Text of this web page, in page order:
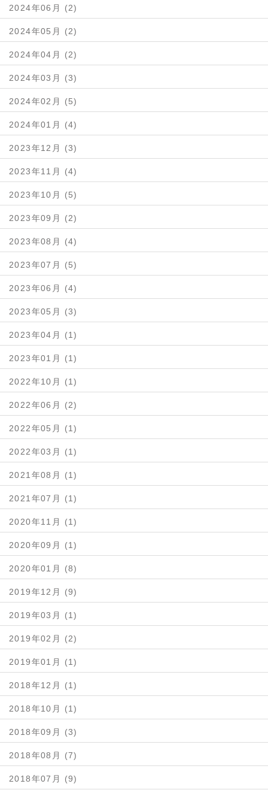
2024年06月 (2)
2024年05月 (2)
2024年04月 (2)
2024年03月 (3)
2024年02月 (5)
2024年01月 (4)
2023年12月 (3)
2023年11月 (4)
2023年10月 (5)
2023年09月 (2)
2023年08月 (4)
2023年07月 (5)
2023年06月 (4)
2023年05月 (3)
2023年04月 (1)
2023年01月 (1)
2022年10月 (1)
2022年06月 (2)
2022年05月 (1)
2022年03月 (1)
2021年08月 (1)
2021年07月 (1)
2020年11月 (1)
2020年09月 (1)
2020年01月 (8)
2019年12月 (9)
2019年03月 (1)
2019年02月 (2)
2019年01月 (1)
2018年12月 (1)
2018年10月 (1)
2018年09月 (3)
2018年08月 (7)
2018年07月 (9)